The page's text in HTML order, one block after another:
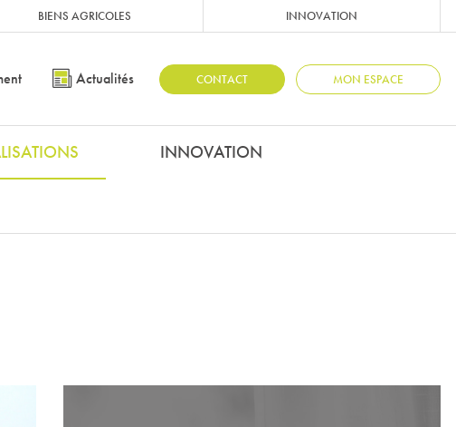
BIENS AGRICOLES INNOVATION
Actualités CONTACT MON ESPACE
INNOVATION